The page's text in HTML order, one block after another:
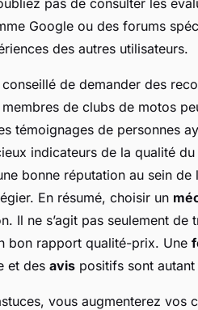
Google ou des forums
des autres utilisateurs.
de demander des
de clubs de motos
témoignages de personnes
indicateurs de la qualité
bonne réputation au sein
En résumé, choisir un
Il ne s’agit pas seulement
bon rapport qualité-prix. Une
et des avis positifs sont
vous augmenterez vos